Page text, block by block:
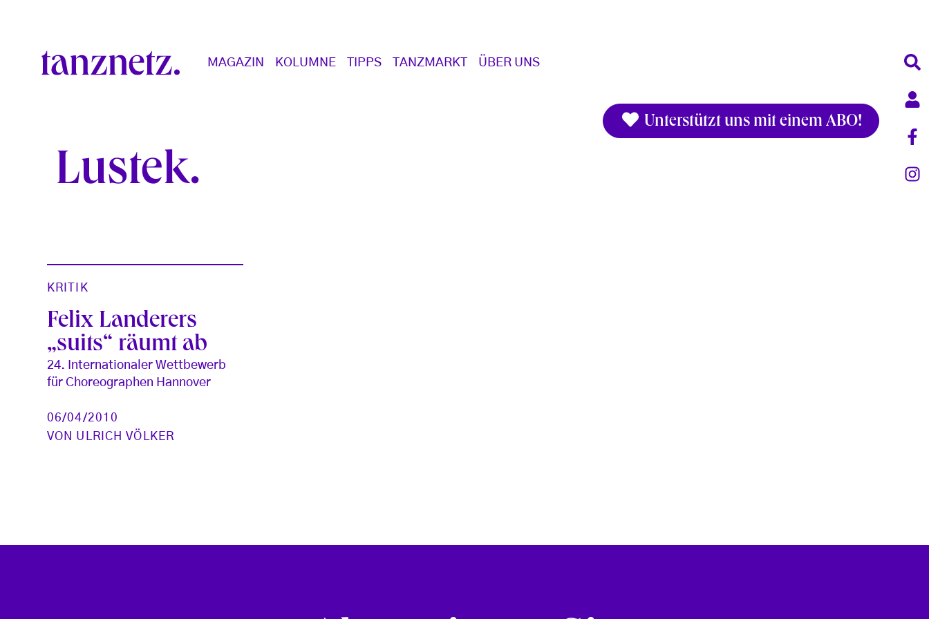
Main navigation
MAGAZIN KOLUMNE TIPPS TANZMARKT ÜBER UNS
Unterstützt uns mit einem ABO!
Lustek
KRITIK
Felix Landerers
„suits“ räumt ab
24. Internationaler Wettbewerb
für Choreographen Hannover
06/04/2010
VON ULRICH VÖLKER